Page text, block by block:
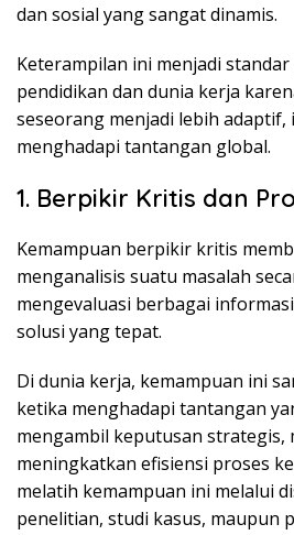
dan sosial yang sangat dinamis.
Keterampilan ini menjadi
pendidikan dan dunia kerja
seseorang menjadi lebih adaptif,
menghadapi tantangan global.
1. Berpikir Kritis dan
Kemampuan berpikir kritis
menganalisis suatu masalah
mengevaluasi berbagai
solusi yang tepat.
Di dunia kerja, kemampuan ini
ketika menghadapi tantangan
mengambil keputusan strategis,
meningkatkan efisiensi proses
melatih kemampuan ini melalui
penelitian, studi kasus, maupun